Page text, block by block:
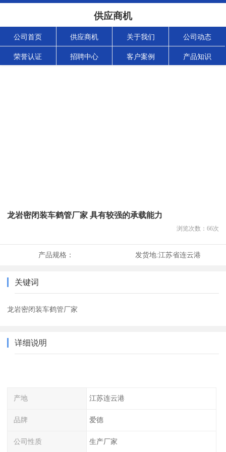
供应商机
公司首页 供应商机 关于我们 公司动态
荣誉认证 招聘中心 客户案例 产品知识
龙岩密闭装车鹤管厂家 具有较强的承载能力
浏览次数： 66次
产品规格： 发货地:江苏省连云港
关键词
龙岩密闭装车鹤管厂家
详细说明
产地 江苏连云港
品牌 爱德
公司性质 生产厂家